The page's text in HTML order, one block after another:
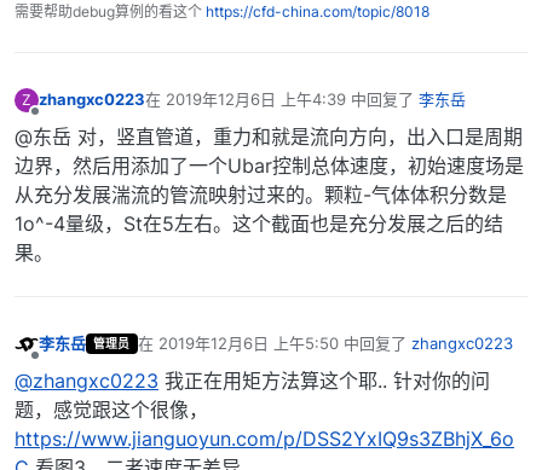
需要帮助debug算例的看这个 https://cfd-china.com/topic/8018
Z zhangxc0223在 2019年12月6日 上午4:39 中回复了 李东岳
最后由 编辑
@东岳 对，竖直管道，重力和就是流向方向，出入口是周期
边界，然后用添加了一个Ubar控制总体速度，初始速度场是
从充分发展湍流的管流映射过来的。颗粒-气体体积分数是
1o^-4量级，St在5左右。这个截面也是充分发展之后的结
果。
李东岳 管理员 在 2019年12月6日 上午5:50中回复了 zhangxc0223
最后由 编辑
@zhangxc0223 我正在用矩方法算这个耶.. 针对你的问
题，感觉跟这个很像，
https://www.jianguoyun.com/p/DSS2YxIQ9s3ZBhjX_6o